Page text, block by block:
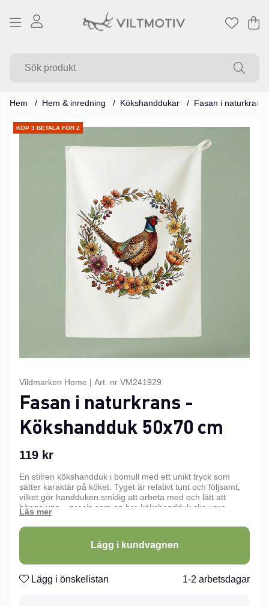
.
Hem Hem & inredning Kökshanddukar Fasan i naturkrans
KÖP 3 BETALA FÖR 2
Produktbilder
Vildmarken Home | Art. nr VM241929
Fasan i naturkrans -
Kökshandduk 50x70 cm
119 kr
En stilren kökshandduk i bomull med ett unikt tryck som
sätter karaktär på köket. Tyget är relativt tunt och följsamt,
vilket gör handduken smidig att arbeta med och lätt att
hänga upp – precis som en bra kökshandduk ska vara.
Lägg i kundvagnen
Lägg i önskelistan 1-2 arbetsdagar